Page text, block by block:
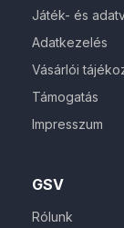
GSV
Rólunk
Játék- és
Adatkezelés
Vásárlói
Támogatás
Impresszum